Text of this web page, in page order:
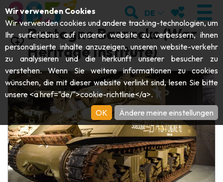
BESUCHEN
Abteien & Religiöse Monumente
Archäologie
Kunst
Handwerk & Know-how
Schlösser, Zitadellen & Belfriede
ENTDECKEN
Höhlen
Garten, Parks & Naturstätten
Aquarien, Tierparks & Zoos
SICH BEWEGEN
Touristen-& Kreuzfahrt-Schiffe
Draisinen & Touristenzüge
VERANSTALTUNGEN
DIE BESTEN AKTIVITÄTEN FÜR
SUCHEN
DE MEINE
Bastogne Barracks (War
Heritage Institute)
Wir verwenden Cookies
Wir verwenden cookies und andere tracking-technologien, um
Ihr surferlebnis auf unserer website zu verbessern, ihnen
personalisierte inhalte anzuzeigen, unseren website-verkehr
zu analysieren und die herkunft unserer besucher zu
verstehen. Wenn Sie weitere informationen zu cookies
wünschen, die mit dieser website verlinkt sind, lesen Sie bitte
unsere <a href="de/">cookie-richtlinie</a>.
OK
Ändere meine einstellungen